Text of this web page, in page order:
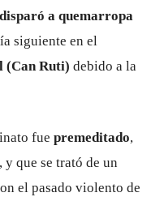
a quemarropa
siguiente en el
(Can Ruti) debido a la
fue premeditado,
, y que se trató de un
el pasado violento de